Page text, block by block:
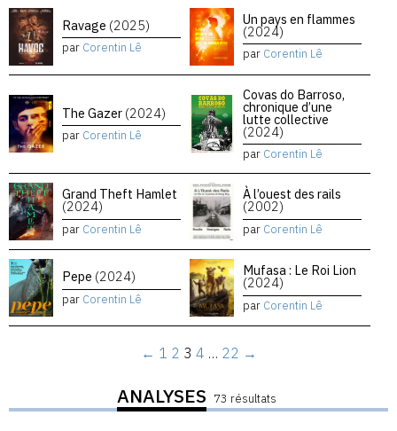
Ravage (2025)
par Corentin Lê
Un pays en flammes
(2024)
par Corentin Lê
The Gazer (2024)
par Corentin Lê
Covas do Barroso,
chronique d’une
lutte collective
(2024)
par Corentin Lê
Grand Theft Hamlet
(2024)
par Corentin Lê
À l’ouest des rails
(2002)
par Corentin Lê
Pepe (2024)
par Corentin Lê
Mufasa : Le Roi Lion
(2024)
par Corentin Lê
← 1 2 3 4 … 22 →
ANALYSES 73 résultats